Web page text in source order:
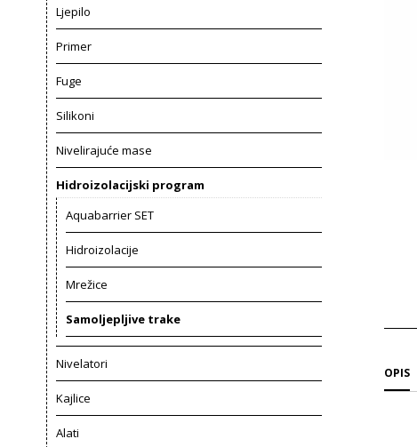
OPIS
Ljepilo
Primer
Fuge
Silikoni
Nivelirajuće mase
Hidroizolacijski program
Aquabarrier SET
Hidroizolacije
Mrežice
Samoljepljive trake
Nivelatori
Kajlice
Alati